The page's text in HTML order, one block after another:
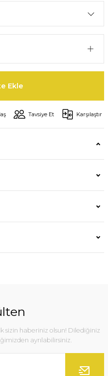
Ekle
Tavsiye Et Karşılaştır
sizin haberiniz olsun! Dilediğiniz
ayrılabilirsiniz.